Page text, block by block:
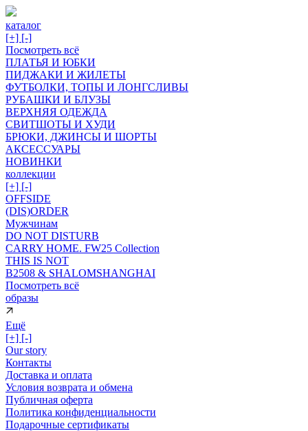
каталог
[+] [-]
Посмотреть всё
ПЛАТЬЯ И ЮБКИ
ПИДЖАКИ И ЖИЛЕТЫ
ФУТБОЛКИ, ТОПЫ И ЛОНГСЛИВЫ
РУБАШКИ И БЛУЗЫ
ВЕРХНЯЯ ОДЕЖДА
СВИТШОТЫ И ХУДИ
БРЮКИ, ДЖИНСЫ И ШОРТЫ
АКСЕССУАРЫ
НОВИНКИ
коллекции
[+] [-]
OFFSIDE
(DIS)ORDER
Мужчинам
DO NOT DISTURB
CARRY HOME. FW25 Collection
THIS IS NOT
B2508 & SHALOMSHANGHAI
Посмотреть всё
образы
Ещё
[+] [-]
Our story
Контакты
Доставка и оплата
Условия возврата и обмена
Публичная оферта
Политика конфиденциальности
Подарочные сертификаты